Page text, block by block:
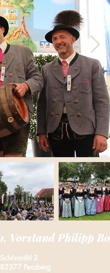
1. Vorstand Philipp
Schönmühl 3
82377 Penzberg